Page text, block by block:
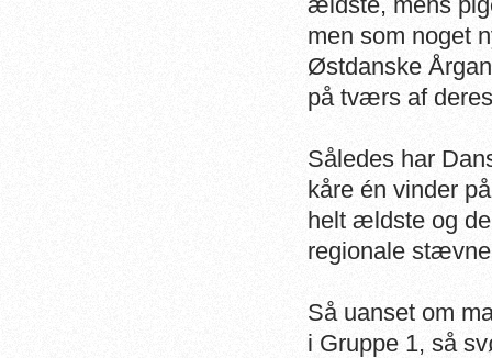
men som noget
Østdanske
på tværs af
Således har
kåre én vinder
helt ældste og
regionale
Så uanset om
i Gruppe 1, så